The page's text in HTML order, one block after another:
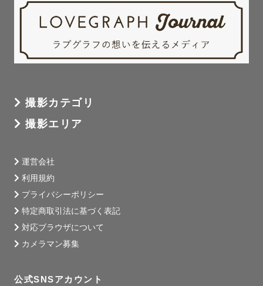
撮影カテゴリ
撮影エリア
運営会社
利用規約
プライバシーポリシー
特定商取引法に基づく表記
対応ブラウザについて
カメラマン募集
公式SNSアカウント